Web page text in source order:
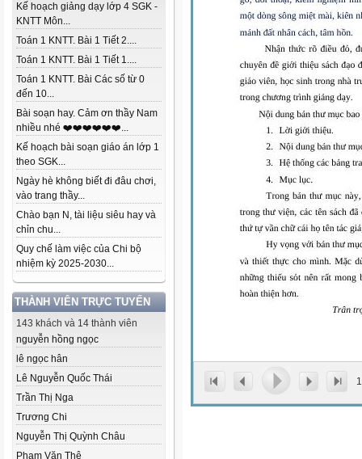
Kế hoạch giảng dạy lớp 4 SGK -
KNTT Môn...
Toán 1 KNTT. Bài 1 Tiết 2....
Toán 1 KNTT. Bài 1 Tiết 1....
Toán 1 KNTT. Bài Các số từ 0
đến 10...
Bài soạn hay. Cảm ơn thầy Nam
nhiều nhé ❤️❤️❤️❤️❤️❤️...
Kế hoạch bài soạn giáo án lớp 1
theo SGK...
Ngày hè không biết đi đâu chơi,
vào trang thầy...
Chào bạn N, tài liệu siêu hay và
chỉn chu...
Quy chế làm việc của Chi bộ
nhiệm kỳ 2025-2030...
THÀNH VIÊN TRỰC TUYẾN
143 khách và 14 thành viên
nguyễn hồng ngọc
lê ngọc hân
Lê Nguyễn Quốc Thái
Trần Thị Nga
Trương Chi
Nguyễn Thị Quỳnh Châu
Phạm Văn Thê
1